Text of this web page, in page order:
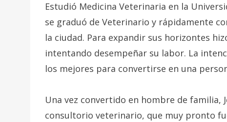
Estudió Medicina Veterinaria en la
se graduó de Veterinario y rápidamente
la ciudad. Para expandir sus horizontes
intentando desempeñar su labor. La
los mejores para convertirse en una
Una vez convertido en hombre de familia,
consultorio veterinario, que muy pronto